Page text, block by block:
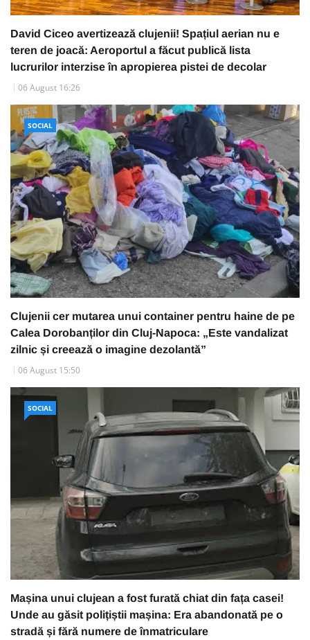
David Ciceo avertizează clujenii! Spațiul aerian nu e
teren de joacă: Aeroportul a făcut publică lista
lucrurilor interzise în apropierea pistei de decolar
06 August 16:26
SOCIAL
Clujenii cer mutarea unui container pentru haine de pe
Calea Dorobanților din Cluj-Napoca: „Este vandalizat
zilnic și creează o imagine dezolantă”
06 August 15:50
SOCIAL
Mașina unui clujean a fost furată chiat din fața casei!
Unde au găsit polițiștii mașina: Era abandonată pe o
stradă și fără numere de înmatriculare